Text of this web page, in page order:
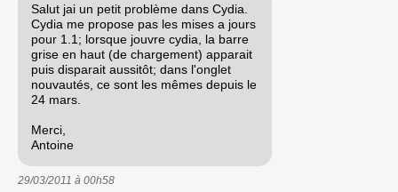
Salut jai un petit problème dans Cydia.
Cydia me propose pas les mises a jours
pour 1.1; lorsque jouvre cydia, la barre
grise en haut (de chargement) apparait
puis disparait aussitôt; dans l'onglet
nouvautés, ce sont les mêmes depuis le
24 mars.
Merci,
Antoine
29/03/2011 à 00h58